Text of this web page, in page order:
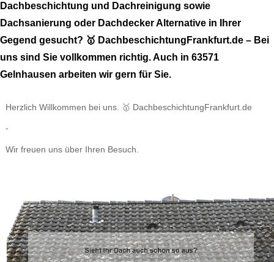
Dachbeschichtung und Dachreinigung sowie
Dachsanierung oder Dachdecker Alternative in Ihrer
Gegend gesucht? 🥇 DachbeschichtungFrankfurt.de – Bei
uns sind Sie vollkommen richtig. Auch in 63571
Gelnhausen arbeiten wir gern für Sie.
Herzlich Willkommen bei uns. 🥇 DachbeschichtungFrankfurt.de
-
Wir freuen uns über Ihren Besuch.